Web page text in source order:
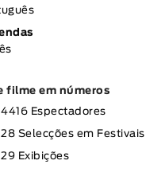
filme em números
4416 Espectadores
28 Selecções em Festivais
29 Exibições